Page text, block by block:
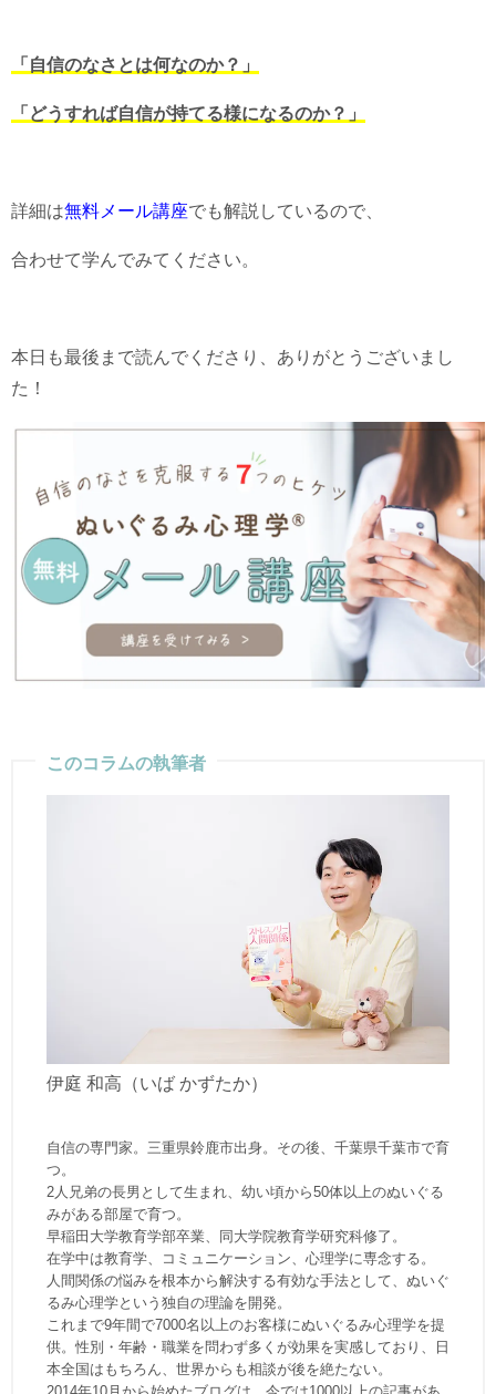
「自信のなさとは何なのか？」
「どうすれば自信が持てる様になるのか？」
詳細は無料メール講座でも解説しているので、
合わせて学んでみてください。
本日も最後まで読んでくださり、ありがとうございまし
た！
このコラムの執筆者
伊庭 和高（いば かずたか）
自信の専門家。三重県鈴鹿市出身。その後、千葉県千葉市で育
つ。
2人兄弟の長男として生まれ、幼い頃から50体以上のぬいぐる
みがある部屋で育つ。
早稲田大学教育学部卒業、同大学院教育学研究科修了。
在学中は教育学、コミュニケーション、心理学に専念する。
人間関係の悩みを根本から解決する有効な手法として、ぬいぐ
るみ心理学という独自の理論を開発。
これまで9年間で7000名以上のお客様にぬいぐるみ心理学を提
供。性別・年齢・職業を問わず多くが効果を実感しており、日
本全国はもちろん、世界からも相談が後を絶たない。